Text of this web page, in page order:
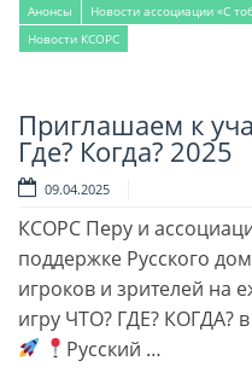
Анонсы Новости ассоциации «С
Новости КСОРС
Приглашаем к
Где? Когда? 2025
09.04.2025
КСОРС Перу и
поддержке Русского
игроков и зрителей на
игру ЧТО? ГДЕ? КОГДА?
Русский …